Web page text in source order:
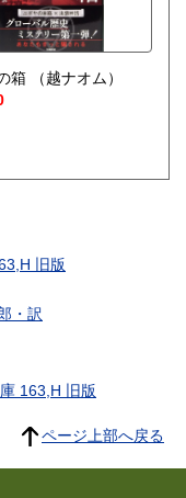
箱
（越ナオム）
旧版
・訳
163,H 旧版
ページ上部へ戻る